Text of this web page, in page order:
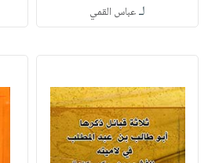
لـعباس القمي